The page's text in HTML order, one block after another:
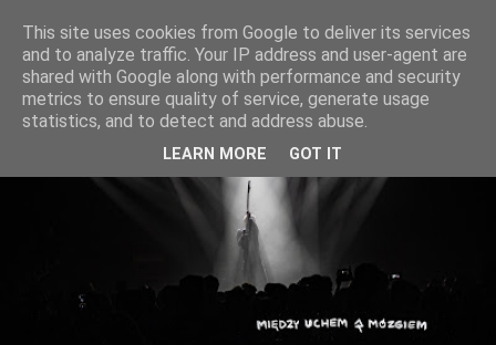
This site uses cookies from Google to deliver its services
and to analyze traffic. Your IP address and user-agent are
shared with Google along with performance and security
metrics to ensure quality of service, generate usage
statistics, and to detect and address abuse.
LEARN MORE GOT IT